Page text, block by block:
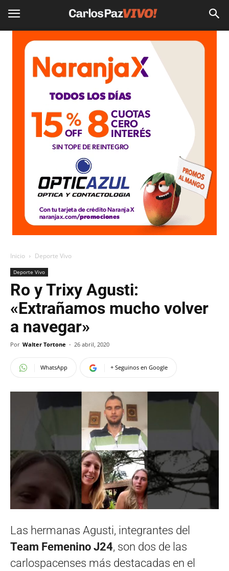
Inicio Deporte Vivo
Deporte Vivo
Ro y Trixy Agusti:
«Extrañamos mucho volver
a navegar»
Por Walter Tortone - 26 abril, 2020
WhatsApp + Seguinos en Google
Las hermanas Agusti, integrantes del
Team Femenino J24, son dos de las
carlospacenses más destacadas en el